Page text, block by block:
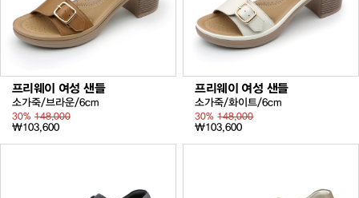
프리웨이 여성 샌들
소가죽/브라운/6cm
30% 148,000
₩103,600
프리웨이 여성 샌들
소가죽/화이트/6cm
30%148,000
₩103,600